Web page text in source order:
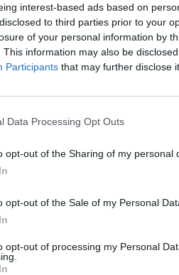
interest-based ads based on
to third parties prior to your
of your personal information by
This information may also be
Participants that may further disclose
Data Processing Opt Outs
opt-out of the Sharing of my personal
opt-out of the Sale of my Personal
opt-out of processing my Personal
Δημάρχους των νησιών μας!
για το καλό των νησιών
πολίτης και την σχέση αυτή
μας, δεν θα την χαλάσω